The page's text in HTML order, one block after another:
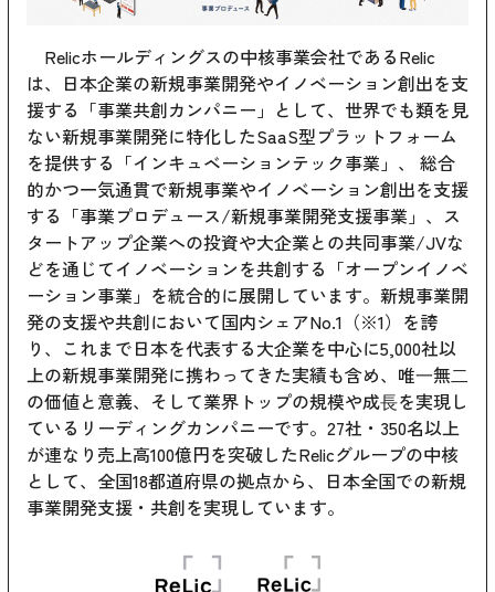
Relicホールディングスの中核事業会社であるRelic
は、日本企業の新規事業開発やイノベーション創出を支
援する「事業共創カンパニー」として、世界でも類を見
ない新規事業開発に特化したSaaS型プラットフォーム
を提供する「インキュベーションテック事業」、 総合
的かつ一気通貫で新規事業やイノベーション創出を支援
する「事業プロデュース/新規事業開発支援事業」、ス
タートアップ企業への投資や大企業との共同事業/JVな
どを通じてイノベーションを共創する「オープンイノベ
ーション事業」を統合的に展開しています。新規事業開
発の支援や共創において国内シェアNo.1（※1）を誇
り、これまで日本を代表する大企業を中心に5,000社以
上の新規事業開発に携わってきた実績も含め、唯⼀無⼆
の価値と意義、そして業界トップの規模や成⻑を実現し
ているリーディングカンパニーです。27社・350名以上
が連なり売上高100億円を突破したRelicグループの中核
として、全国18都道府県の拠点から、日本全国での新規
事業開発支援・共創を実現しています。